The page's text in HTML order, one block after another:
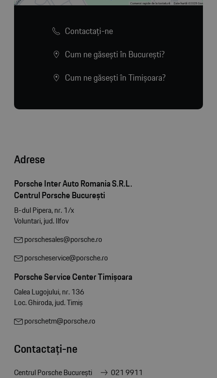
Contactaţi-ne
Cum ne găsești în București?
Cum ne găsești în Timișoara?
Adrese
Porsche Inter Auto Romania S.R.L.
Centrul Porsche București
B-dul Pipera, nr. 1/x
Voluntari, jud. Ilfov
porschesales@porsche.ro
porscheservice@porsche.ro
Porsche Service Center Timișoara
Calea Lugojului, nr. 136
Loc. Ghiroda, jud. Timiș
porschetm@porsche.ro
Contactați-ne
Centrul Porsche București
021 9911